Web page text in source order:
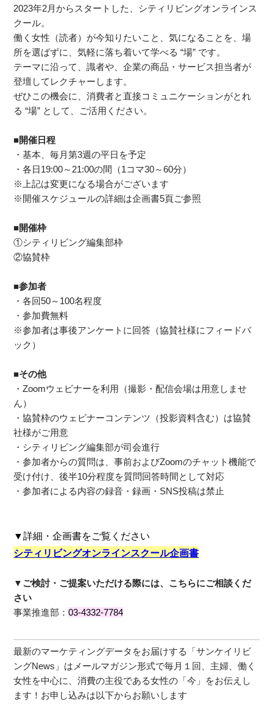
2023年2月からスタートした、シティリビングオンラインス
クール。
働く女性（読者）が今知りたいこと、気になることを、場
所を選ばずに、気軽に落ち着いて学べる “場” です。
テーマに沿って、識者や、企業の商品・サービス担当者が
登壇してレクチャーします。
ぜひこの機会に、消費者と直接コミュニケーションがとれ
る “場” として、ご活用ください。
■開催日程
・基本、毎月第3週の平日を予定
・各日19:00～21:00の間（1コマ30～60分）
※上記は変更になる場合がございます
※開催スケジュールの詳細は企画書5頁ご参照
■開催枠
①シティリビング編集部枠
②協賛枠
■参加者
・各回50～100名程度
・参加費無料
※参加者は事後アンケートに回答（協賛社様にフィードバ
ック）
■その他
・Zoomウェビナーを利用（撮影・配信会場は用意しませ
ん）
・協賛枠のウェビナーコンテンツ（投影資料含む）は協賛
社様がご用意
・シティリビング編集部が司会進行
・参加者からの質問は、事前およびZoomのチャット機能で
受け付け、後半10分程度を質問回答時間として対応
・参加者による内容の録音・録画・SNS投稿は禁止
▼詳細・企画書をご覧ください
シティリビングオンラインスクール企画書
▼ご検討・ご提案いただける際には、こちらにご相談くだ
さい
事業推進部：03-4332-7784
最新のマーケティングデータをお届けする「サンケイリビ
ングNews」はメールマガジン形式で毎月１回、主婦、働く
女性を中心に、消費の主役である女性の「今」をお伝えし
ます！お申し込みは以下からお願いします